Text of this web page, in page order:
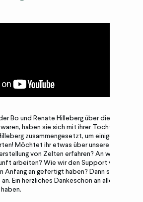
Bo und Renate Hilleberg über die Feiertage
haben sie sich mit ihrer Tochter – und
zusammengesetzt, um einige Fragen
Möchtet ihr etwas über unsere
von Zelten erfahren? An welchen
arbeiten? Wie wir den Support von Zelten
Anfang an gefertigt haben? Dann seht euch
Ein herzliches Dankeschön an alle, die eine